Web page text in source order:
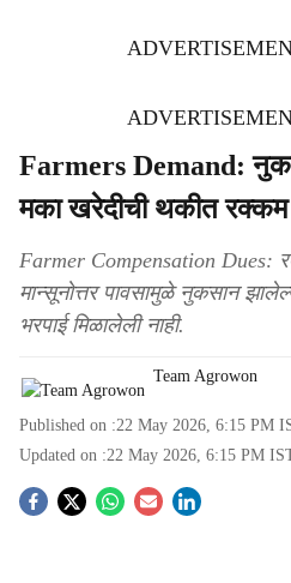
Farmers Demand:
मका खरेदीची थकीत रक्कम
Farmer Compensation Dues:
मान्सूनोत्तर पावसामुळे नुकसान
भरपाई मिळालेली नाही.
Team Agrowon
Published on :22 May 2026, 6:15 PM
Updated on :22 May 2026, 6:15 PM
S